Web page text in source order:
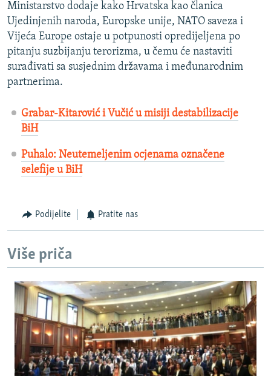
Ministarstvo dodaje kako Hrvatska kao članica
Ujedinjenih naroda, Europske unije, NATO saveza i
Vijeća Europe ostaje u potpunosti opredijeljena po
pitanju suzbijanju terorizma, u čemu će nastaviti
surađivati sa susjednim državama i međunarodnim
partnerima.
Grabar-Kitarović i Vučić u misiji destabilizacije
BiH
Puhalo: Neutemeljenim ocjenama označene
selefije u BiH
Podijelite Pratite nas
Više priča